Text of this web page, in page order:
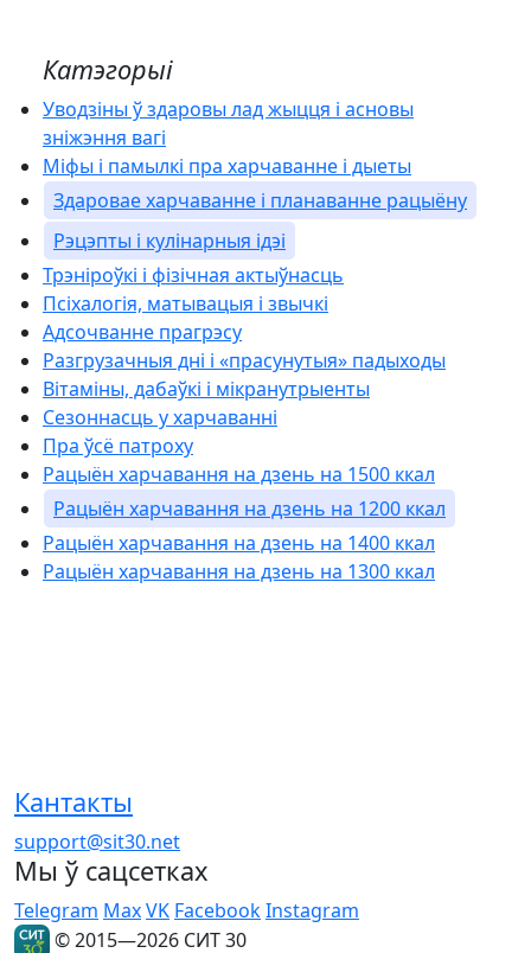
Катэгорыі
Уводзіны ў здаровы лад жыцця і асновы
зніжэння вагі
Міфы і памылкі пра харчаванне і дыеты
Здаровае харчаванне і планаванне рацыёну
Рэцэпты і кулінарныя ідэі
Трэніроўкі і фізічная актыўнасць
Псіхалогія, матывацыя і звычкі
Адсочванне прагрэсу
Разгрузачныя дні і «прасунутыя» падыходы
Вітаміны, дабаўкі і мікранутрыенты
Сезоннасць у харчаванні
Пра ўсё патроху
Рацыён харчавання на дзень на 1500 ккал
Рацыён харчавання на дзень на 1200 ккал
Рацыён харчавання на дзень на 1400 ккал
Рацыён харчавання на дзень на 1300 ккал
Кантакты
support@sit30.net
Мы ў сацсетках
Telegram MaxVK FacebookInstagram
© 2015—2026 СИТ 30